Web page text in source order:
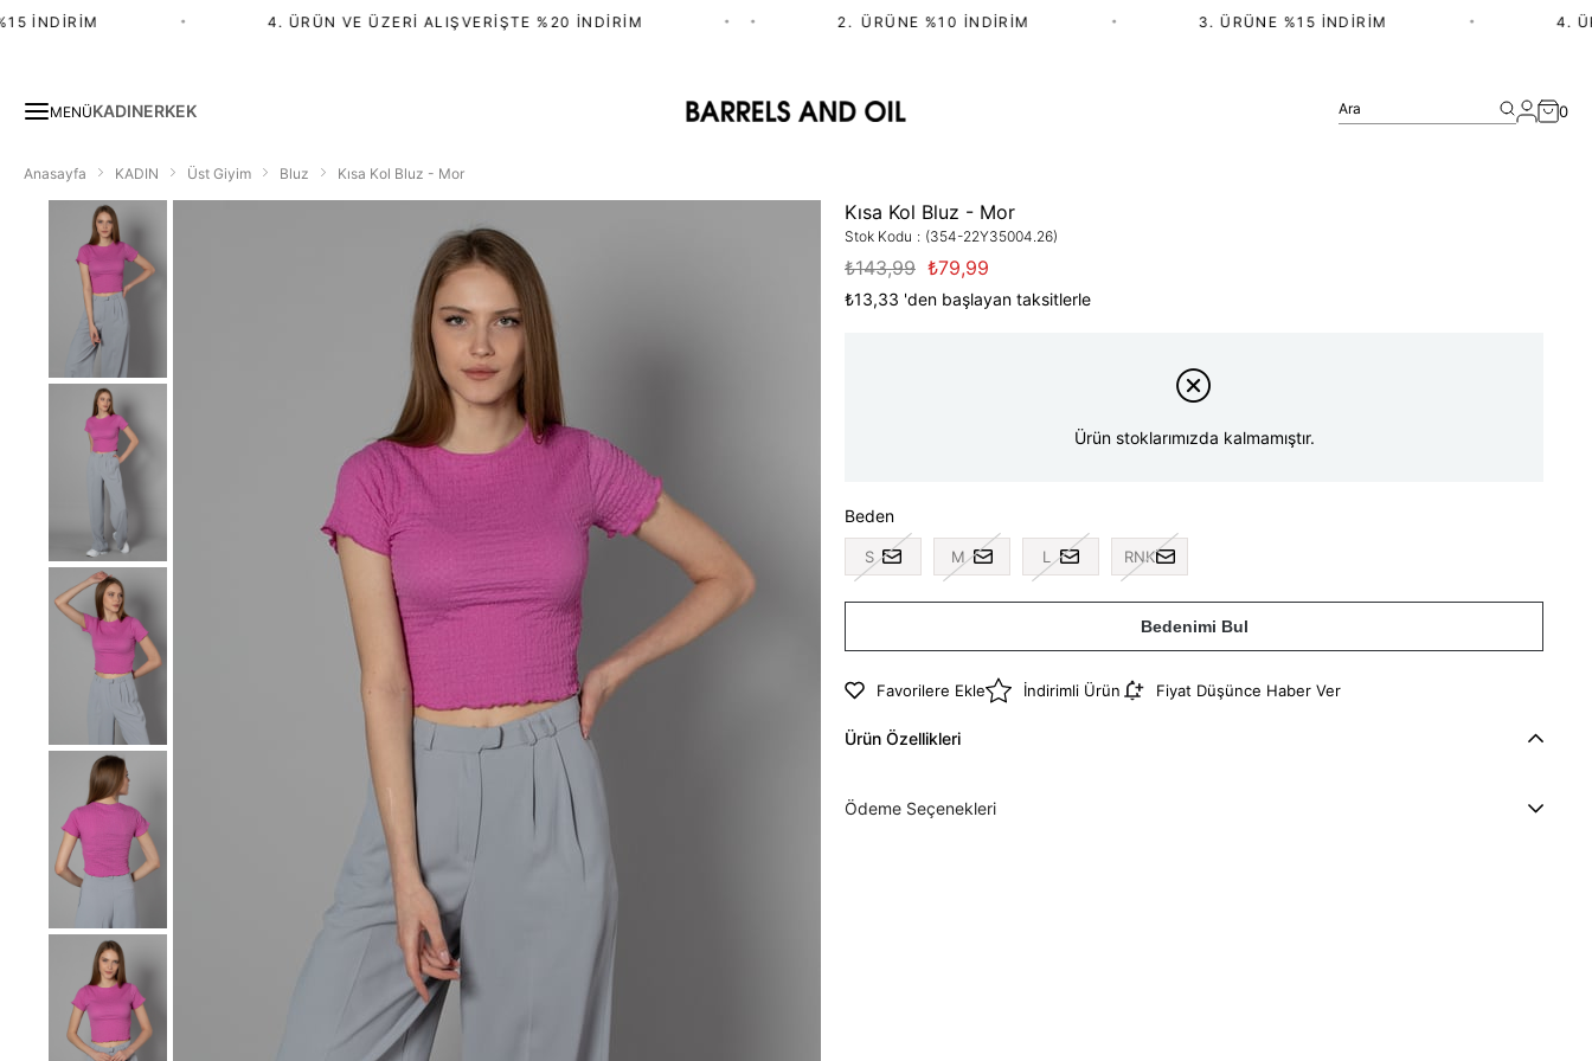
İNDIRIM 4. ÜRÜN VE ÜZERI ALIŞVERIŞTE %20 İNDIRIM • 2.⁠ ⁠ÜRÜNE %10 İNDIRIM 3. ÜRÜNE %15 İNDIRIM 4.
MENÜKADINERKEK Ara 0
Anasayfa KADIN Üst Giyim Bluz Kısa Kol Bluz - Mor
Kısa Kol Bluz - Mor
Stok Kodu (354-22Y35004.26)
₺143,99 ₺79,99
₺13,33 'den başlayan taksitlerle
Ürün stoklarımızda kalmamıştır.
Beden
S M L RNK
Bedenimi Bul
Favorilere Ekle İndirimli Ürün Fiyat Düşünce Haber Ver
Ürün Özellikleri
Ödeme Seçenekleri